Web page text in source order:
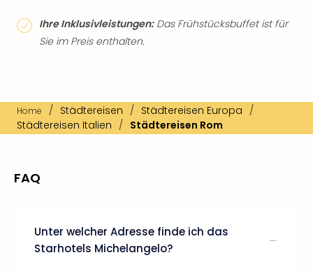
Ihre Inklusivleistungen:Das Frühstücksbuffet ist für
Sie im Preis enthalten.
Home / Städtereisen / Städtereisen Europa /
Städtereisen Italien / Städtereisen Rom
FAQ
Unter welcher Adresse finde ich das
Starhotels Michelangelo?